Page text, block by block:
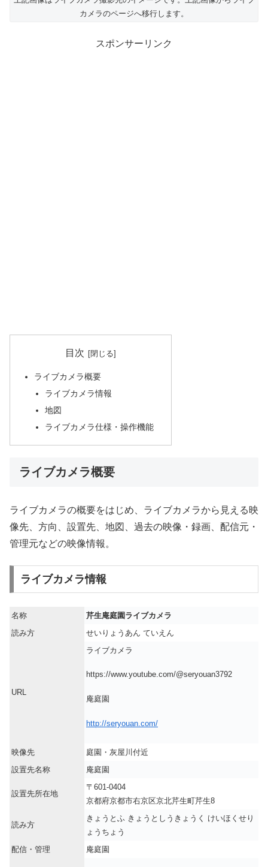
カメラのページへ移行します。
スポンサーリンク
目次
ライブカメラ概要
ライブカメラ情報
地図
ライブカメラ仕様・操作機能
ライブカメラ概要
ライブカメラの概要をはじめ、ライブカメラから見える映
像先、方向、設置先、地図、過去の映像・録画、配信元・
管理元などの映像情報。
ライブカメラ情報
名称
芹生庵庭園ライブカメラ
読み方
せいりょうあん ていえん
URL
ライブカメラ
https://www.youtube.com/@seryouan3792
庵庭園
http://seryouan.com/
映像先
庭園・灰屋川付近
設置先名称
庵庭園
設置先所在地
〒601-0404
京都府京都市右京区京北芹生町芹生8
読み方
きょうとふ きょうとしうきょうく けいほくせり
ょうちょう
配信・管理
庵庭園